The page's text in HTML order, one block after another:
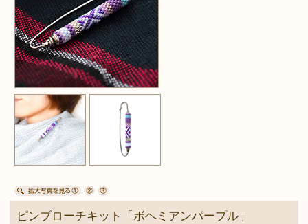
ピンブローチキット「ボヘミアンパープル」